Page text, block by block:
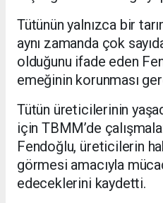
Tütünün yalnızca bir
aynı zamanda çok
olduğunu ifade eden
emeğinin korunması
Tütün üreticilerinin
için TBMM’de
Fendoğlu, üreticilerin
görmesi amacıyla
edeceklerini kaydetti.